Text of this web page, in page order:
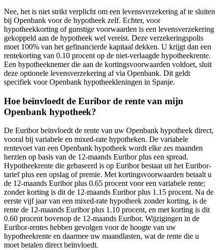
Nee, het is niet strikt verplicht om een levensverzekering af te sluiten
bij Openbank voor de hypotheek zelf. Echter, voor
hypotheekkorting of gunstige voorwaarden is een levensverzekering
gekoppeld aan de hypotheek wel vereist. Deze verzekeringspolis
moet 100% van het gefinancierde kapitaal dekken. U krijgt dan een
rentekorting van 0.10 procent op de niet-verlaagde hypotheekrente.
Een hypotheeknemer die aan de kortingsvoorwaarden voldoet, sluit
deze optionele levensverzekering af via Openbank. Dit geldt
specifiek voor Openbank hypotheekleningen in Spanje.
Hoe beïnvloedt de Euribor de rente van mijn
Openbank hypotheek?
De Euribor beïnvloedt de rente van uw Openbank hypotheek direct,
vooral bij variabele en mixed-rate hypotheken. De variabele
rentevoet van een Openbank hypotheek wordt elke zes maanden
herzien op basis van de 12-maands Euribor plus een spread.
Hypotheekrente die gebaseerd is op Euribor bestaat uit het Euribor-
tarief plus een opslag of premie. Met kortingsvoorwaarden betaalt u
de 12-maands Euribor plus 0.65 procent voor een variabele rente;
zonder korting is dit de 12-maands Euribor plus 1.15 procent. Na de
eerste vijf jaar van een mixed-rate hypotheek zonder korting, is de
rente de 12-maands Euribor plus 1.10 procent, en met korting is dit
0.60 procent bovenop de 12-maands Euribor. Wijzigingen in de
Euribor-rentes hebben gevolgen voor de hoogte van uw
hypotheekrente en daarmee uw maandlasten, wat de rente die u
moet betalen direct beïnvloedt.